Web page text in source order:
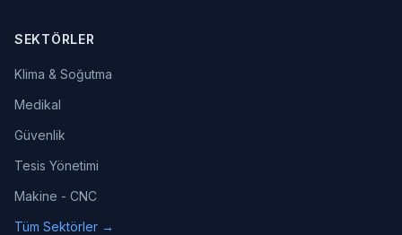
SEKTÖRLER
Klima & Soğutma
Medikal
Güvenlik
Tesis Yönetimi
Makine - CNC
Tüm Sektörler →